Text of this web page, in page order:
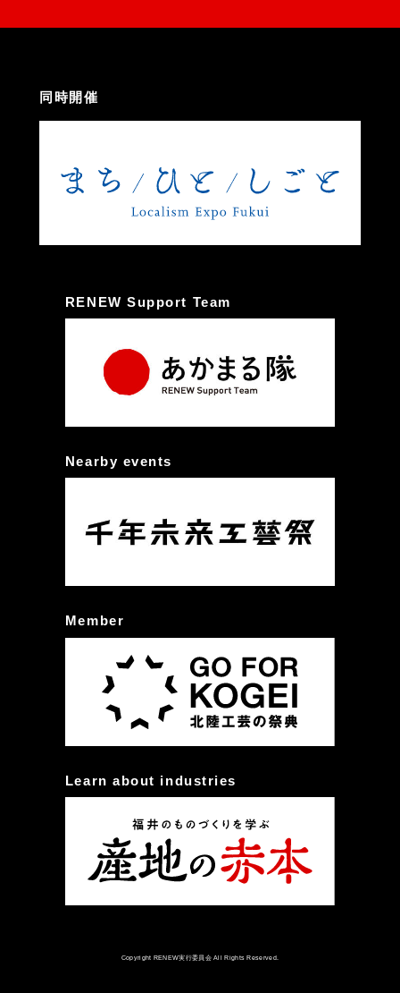
同時開催
RENEW Support Team
Nearby events
Member
Learn about industries
Copyright RENEW実行委員会 All Rights Reserved.